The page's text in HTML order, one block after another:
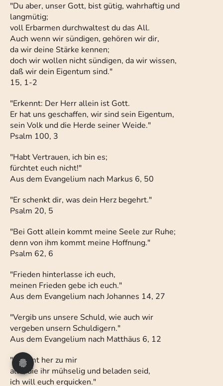
"Du aber, unser Gott, bist gütig, wahrhaftig und
langmütig;
voll Erbarmen durchwaltest du das All.
Auch wenn wir sündigen, gehören wir dir,
da wir deine Stärke kennen;
doch wir wollen nicht sündigen, da wir wissen,
daß wir dein Eigentum sind."
15, 1-2
"Erkennt: Der Herr allein ist Gott.
Er hat uns geschaffen, wir sind sein Eigentum,
sein Volk und die Herde seiner Weide."
Psalm 100, 3
"Habt Vertrauen, ich bin es;
fürchtet euch nicht!"
Aus dem Evangelium nach Markus 6, 50
"Er schenkt dir, was dein Herz begehrt."
Psalm 20, 5
"Bei Gott allein kommt meine Seele zur Ruhe;
denn von ihm kommt meine Hoffnung."
Psalm 62, 6
"Frieden hinterlasse ich euch,
meinen Frieden gebe ich euch."
Aus dem Evangelium nach Johannes 14, 27
"Vergib uns unsere Schuld, wie auch wir
vergeben unsern Schuldigern."
Aus dem Evangelium nach Matthäus 6, 12
"Kommt her zu mir
alle, die ihr mühselig und beladen seid,
ich will euch erquicken."